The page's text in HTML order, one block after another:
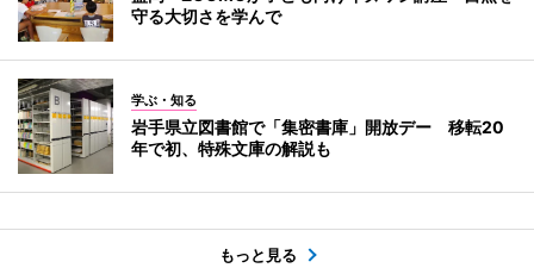
守る大切さを学んで
学ぶ・知る
岩手県立図書館で「集密書庫」開放デー 移転20
年で初、特殊文庫の解説も
もっと見る